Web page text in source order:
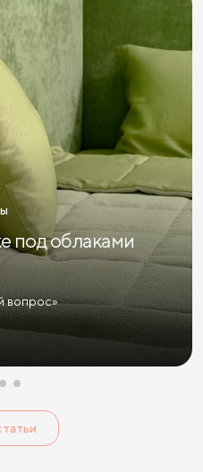
под облаками
вопрос»